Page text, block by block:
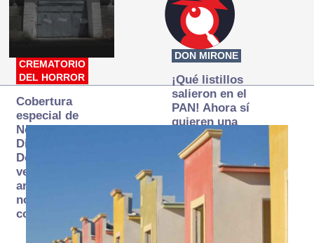
Norte
de
Ciudad
Más
que
noticias,
hacemos periodismo
CREMATORIO
DEL HORROR
Cobertura
especial de
Norte
Digital:
Donde la
verdad
arde… pero
no se
consume
DON MIRONE
¡Qué listillos
salieron en el
PAN! Ahora sí
quieren una
Fiscalía
autónoma… y
transexenal